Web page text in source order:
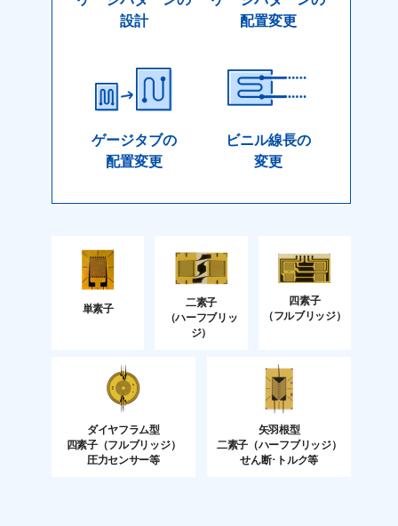
設計
配置変更
ゲージタブの
配置変更
ビニル線長の
変更
単素子
二素子
（ハーフブリッ
ジ）
四素子
（フルブリッジ）
ダイヤフラム型
四素子（フルブリッジ）
圧力センサー等
矢羽根型
二素子 （ハーフブリッジ）
せん断･トルク等